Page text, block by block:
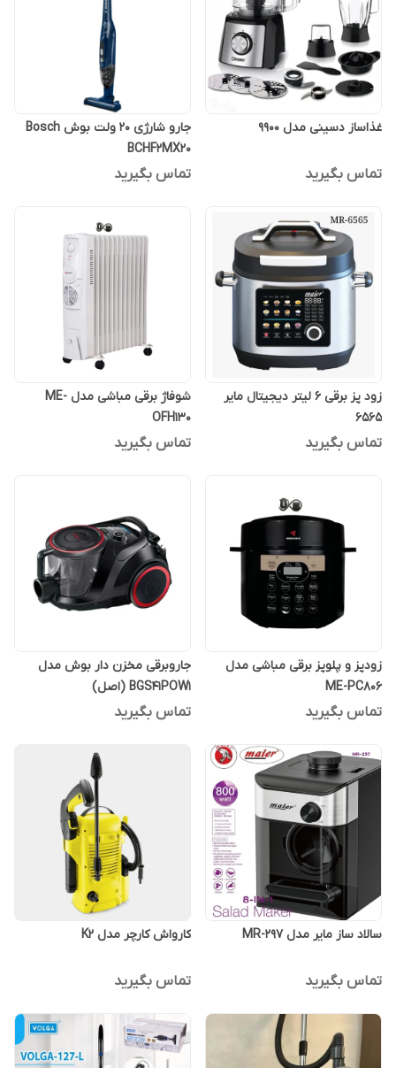
غذاساز دسینی مدل 9900
تماس بگیرید
جارو شارژی 20 ولت بوش Bosch
BCHF2MX20
تماس بگیرید
زود پز برقی 6 لیتر دیجیتال مایر
6565
تماس بگیرید
شوفاژ برقی مباشی مدل ME-
OFH130
تماس بگیرید
زودپز و پلوپز برقی مباشی مدل
ME-PC806
تماس بگیرید
جاروبرقی مخزن دار بوش مدل
BGS41POW1 (اصل)
تماس بگیرید
سالاد ساز مایر مدل MR-297
تماس بگیرید
کارواش کارچر مدل K2
تماس بگیرید